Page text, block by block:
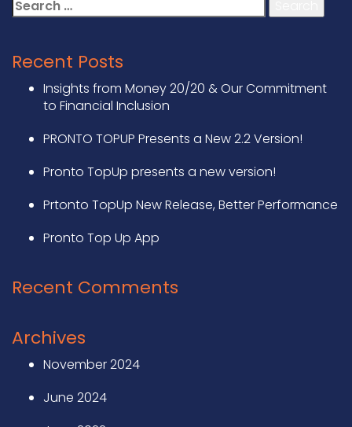
for:
Recent Posts
Insights from Money 20/20 & Our Commitment
to Financial Inclusion
PRONTO TOPUP Presents a New 2.2 Version!
Pronto TopUp presents a new version!
Prtonto TopUp New Release, Better Performance
Pronto Top Up App
Recent Comments
Archives
November 2024
June 2024